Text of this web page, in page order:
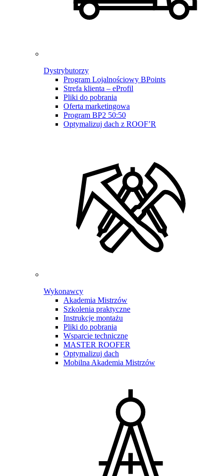
Dystrybutorzy
Program Lojalnościowy BPoints
Strefa klienta – eProfil
Pliki do pobrania
Oferta marketingowa
Program BP2 50:50
Optymalizuj dach z ROOF’R
Wykonawcy
Akademia Mistrzów
Szkolenia praktyczne
Instrukcje montażu
Pliki do pobrania
Wsparcie techniczne
MASTER ROOFER
Optymalizuj dach
Mobilna Akademia Mistrzów